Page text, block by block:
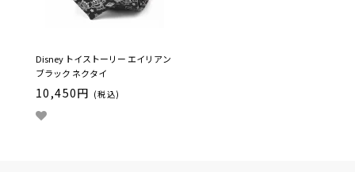
Disney トイストーリー エイリアン
ブラック ネクタイ
10,450円 (税込)